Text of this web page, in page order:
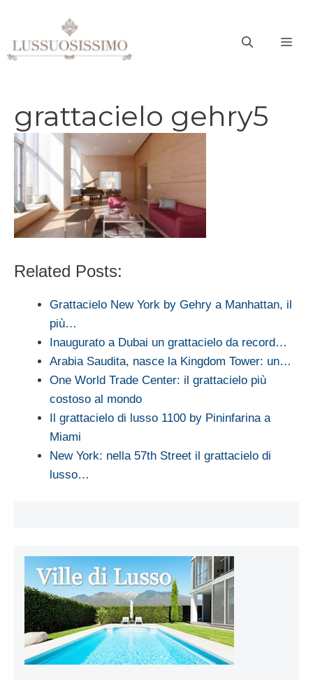
contenuto
grattacielo gehry5
Related Posts:
Grattacielo New York by Gehry a Manhattan, il
più…
Inaugurato a Dubai un grattacielo da record…
Arabia Saudita, nasce la Kingdom Tower: un…
One World Trade Center: il grattacielo più
costoso al mondo
Il grattacielo di lusso 1100 by Pininfarina a
Miami
New York: nella 57th Street il grattacielo di
lusso…